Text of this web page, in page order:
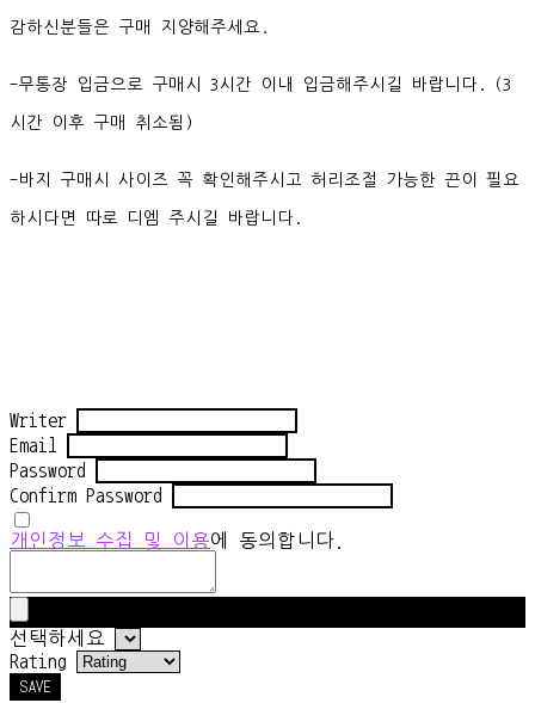
감하신분들은 구매 지양해주세요.
-무통장 입금으로 구매시 3시간 이내 입금해주시길 바랍니다. (3
시간 이후 구매 취소됨)
-바지 구매시 사이즈 꼭 확인해주시고 허리조절 가능한 끈이 필요
하시다면 따로 디엠 주시길 바랍니다.
Writer
Email
Password
Confirm Password
개인정보 수집 및 이용에 동의합니다.
선택하세요
Rating
SAVE